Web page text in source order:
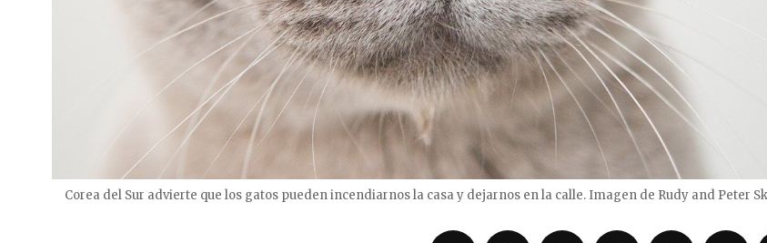
Corea del Sur advierte que los gatos pueden incendiarnos la casa y dejarnos en la calle. Imagen de Rudy and Peter